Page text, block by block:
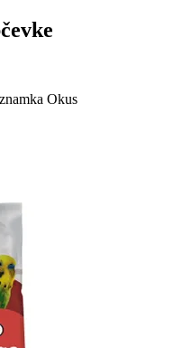
Okus